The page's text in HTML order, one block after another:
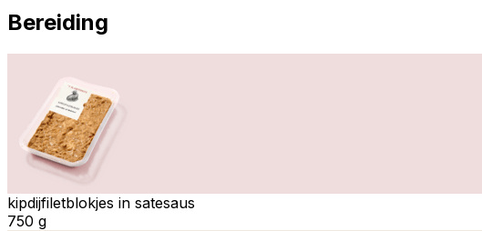
Bereiding
kipdijfiletblokjes in satesaus
750 g